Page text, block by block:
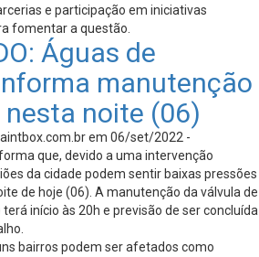
e participação em iniciativas
fomentar a questão.
Águas de
manutenção
noite (06)
em 06/set/2022 -
que, devido a uma intervenção
da cidade podem sentir baixas pressões
de hoje (06). A manutenção da válvula de
início às 20h e previsão de ser concluída
bairros podem ser afetados como